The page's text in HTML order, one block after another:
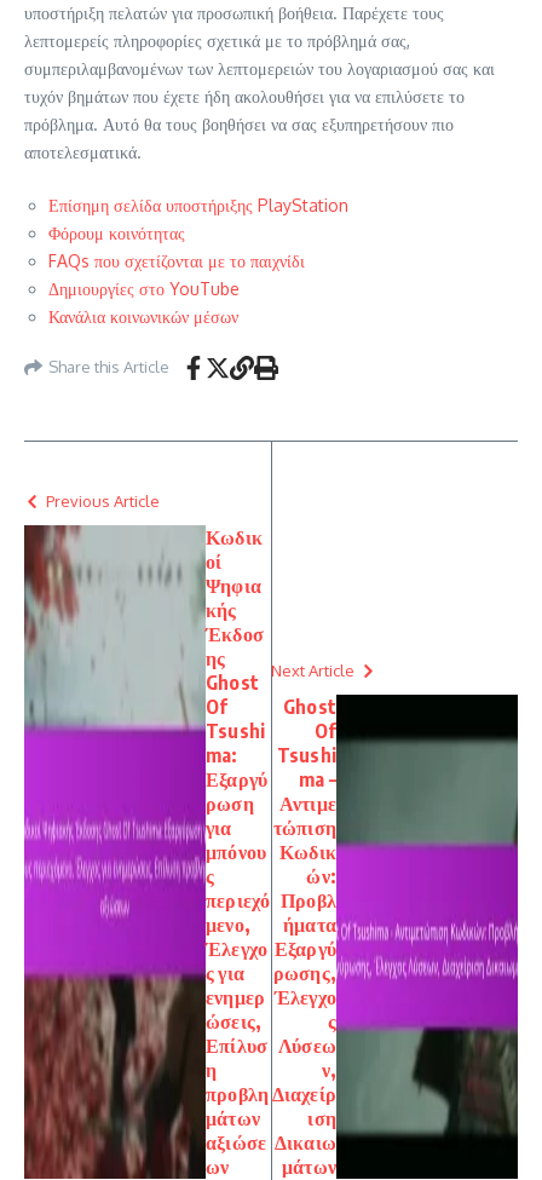
υποστήριξη πελατών για προσωπική βοήθεια. Παρέχετε τους
λεπτομερείς πληροφορίες σχετικά με το πρόβλημά σας,
συμπεριλαμβανομένων των λεπτομερειών του λογαριασμού σας και
τυχόν βημάτων που έχετε ήδη ακολουθήσει για να επιλύσετε το
πρόβλημα. Αυτό θα τους βοηθήσει να σας εξυπηρετήσουν πιο
αποτελεσματικά.
Επίσημη σελίδα υποστήριξης PlayStation
Φόρουμ κοινότητας
FAQs που σχετίζονται με το παιχνίδι
Δημιουργίες στο YouTube
Κανάλια κοινωνικών μέσων
Share this Article
Previous Article
Κωδικ
οί
Ψηφια
κής
Έκδοσ
ης
Ghost
Of
Tsushi
ma:
Εξαργύ
ρωση
για
μπόνου
ς
περιεχό
μενο,
Έλεγχο
ς για
ενημερ
ώσεις,
Επίλυσ
η
προβλη
μάτων
αξιώσε
ων
Next Article
Ghost
Of
Tsushi
ma –
Αντιμε
τώπιση
Κωδικ
ών:
Προβλ
ήματα
Εξαργύ
ρωσης,
Έλεγχο
ς
Λύσεω
ν,
Διαχείρ
ιση
Δικαιω
μάτων